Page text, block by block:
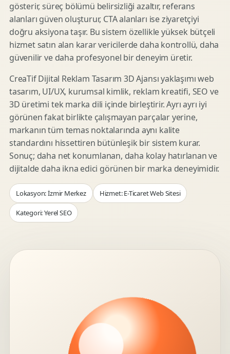
gösterir, süreç bölümü belirsizliği azaltır, referans
alanları güven oluşturur, CTA alanları ise ziyaretçiyi
doğru aksiyona taşır. Bu sistem özellikle yüksek bütçeli
hizmet satın alan karar vericilerde daha kontrollü, daha
güvenilir ve daha profesyonel bir deneyim üretir.
CreaTif Dijital Reklam Tasarım 3D Ajansı yaklaşımı web
tasarım, UI/UX, kurumsal kimlik, reklam kreatifi, SEO ve
3D üretimi tek marka dili içinde birleştirir. Ayrı ayrı iyi
görünen fakat birlikte çalışmayan parçalar yerine,
markanın tüm temas noktalarında aynı kalite
standardını hissettiren bütünleşik bir sistem kurar.
Sonuç; daha net konumlanan, daha kolay hatırlanan ve
dijitalde daha ikna edici görünen bir marka deneyimidir.
Lokasyon: İzmir Merkez Hizmet: E-Ticaret Web Sitesi
Kategori: Yerel SEO